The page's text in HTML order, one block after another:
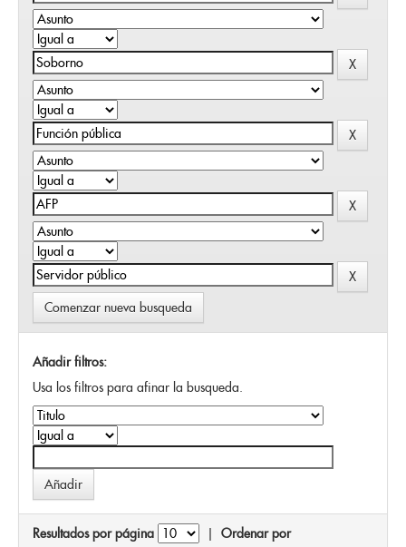
Comenzar nueva busqueda
Añadir filtros:
Usa los filtros para afinar la busqueda.
Resultados por página | Ordenar por